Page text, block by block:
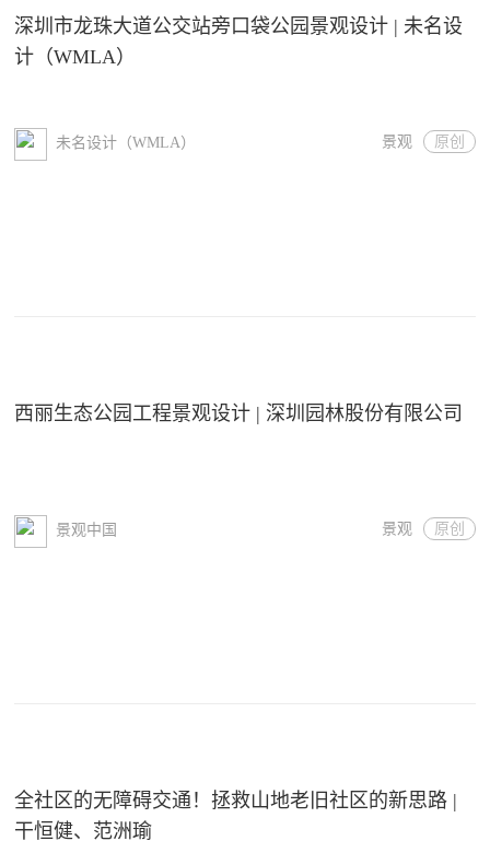
深圳市龙珠大道公交站旁口袋公园景观设计 | 未名设
计（WMLA）
未名设计（WMLA） 景观 原创
西丽生态公园工程景观设计 | 深圳园林股份有限公司
景观中国 景观 原创
全社区的无障碍交通！拯救山地老旧社区的新思路 |
干恒健、范洲瑜